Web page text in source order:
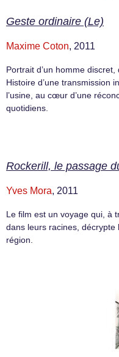
Geste ordinaire (Le)
Maxime Coton, 2011
Portrait d’un homme discret,
Histoire d’une transmission
l’usine, au cœur d’une
quotidiens.
Rockerill, le passage
Yves Mora, 2011
Le film est un voyage qui, à
dans leurs racines,
région.